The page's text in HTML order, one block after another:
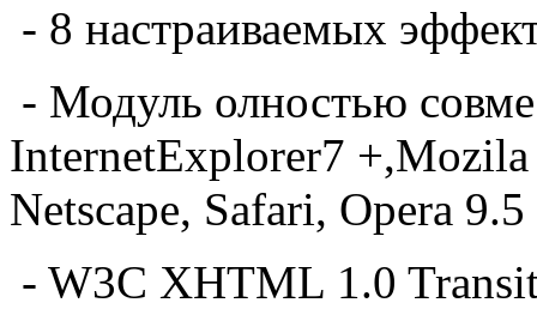
- 8 настраиваемых
- Модуль олностью
InternetExplorer7
Netscape, Safari, Opera 9.5
- W3C XHTML 1.0